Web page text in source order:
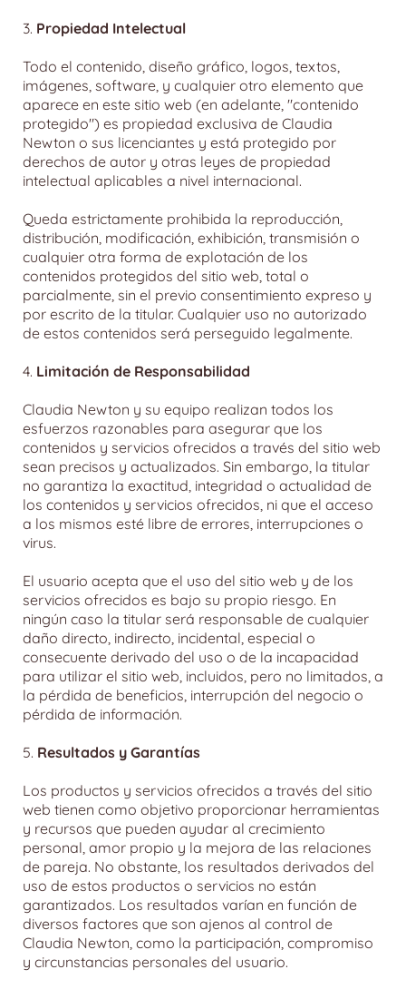
3. Propiedad Intelectual
Todo el contenido, diseño gráfico, logos, textos,
imágenes, software, y cualquier otro elemento que
aparece en este sitio web (en adelante, "contenido
protegido") es propiedad exclusiva de Claudia
Newton o sus licenciantes y está protegido por
derechos de autor y otras leyes de propiedad
intelectual aplicables a nivel internacional.
Queda estrictamente prohibida la reproducción,
distribución, modificación, exhibición, transmisión o
cualquier otra forma de explotación de los
contenidos protegidos del sitio web, total o
parcialmente, sin el previo consentimiento expreso y
por escrito de la titular. Cualquier uso no autorizado
de estos contenidos será perseguido legalmente.
4. Limitación de Responsabilidad
Claudia Newton y su equipo realizan todos los
esfuerzos razonables para asegurar que los
contenidos y servicios ofrecidos a través del sitio web
sean precisos y actualizados. Sin embargo, la titular
no garantiza la exactitud, integridad o actualidad de
los contenidos y servicios ofrecidos, ni que el acceso
a los mismos esté libre de errores, interrupciones o
virus.
El usuario acepta que el uso del sitio web y de los
servicios ofrecidos es bajo su propio riesgo. En
ningún caso la titular será responsable de cualquier
daño directo, indirecto, incidental, especial o
consecuente derivado del uso o de la incapacidad
para utilizar el sitio web, incluidos, pero no limitados, a
la pérdida de beneficios, interrupción del negocio o
pérdida de información.
5. Resultados y Garantías
Los productos y servicios ofrecidos a través del sitio
web tienen como objetivo proporcionar herramientas
y recursos que pueden ayudar al crecimiento
personal, amor propio y la mejora de las relaciones
de pareja. No obstante, los resultados derivados del
uso de estos productos o servicios no están
garantizados. Los resultados varían en función de
diversos factores que son ajenos al control de
Claudia Newton, como la participación, compromiso
y circunstancias personales del usuario.